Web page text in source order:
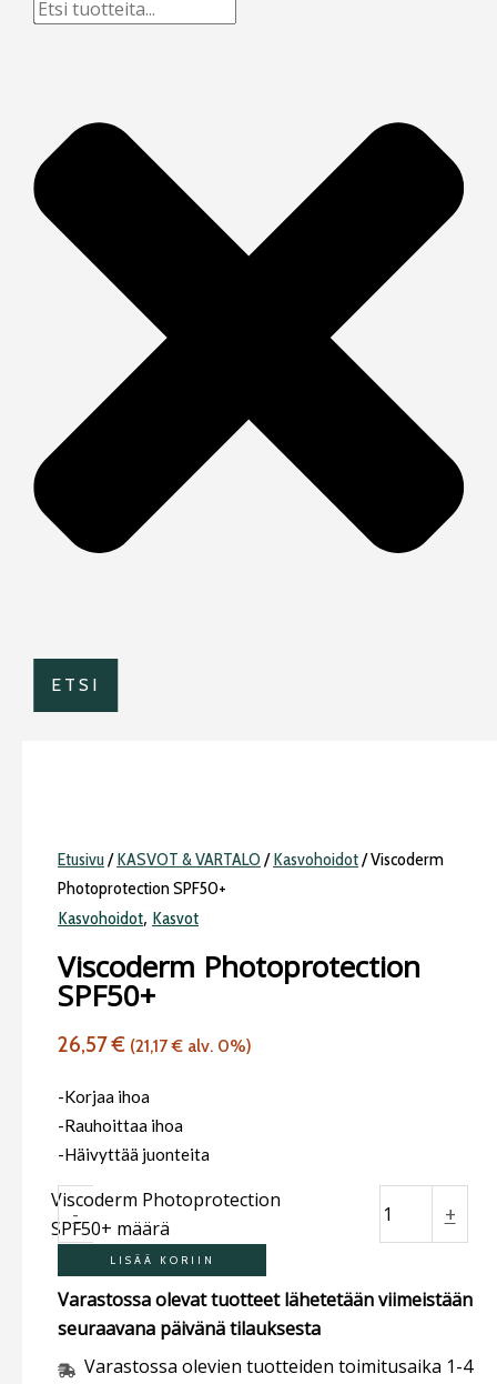
Etusivu/KASVOT & VARTALO /Kasvohoidot/ Viscoderm
Photoprotection SPF50+
Kasvohoidot, Kasvot
Viscoderm Photoprotection
SPF50+
26,57€ (21,17€ alv. 0%)
-Korjaa ihoa
-Rauhoittaa ihoa
-Häivyttää juonteita
-
Viscoderm Photoprotection
SPF50+ määrä
+
LISÄÄ KORIIN
Varastossa olevat tuotteet lähetetään viimeistään
seuraavana päivänä tilauksesta
Varastossa olevien tuotteiden toimitusaika 1-4
ETSI